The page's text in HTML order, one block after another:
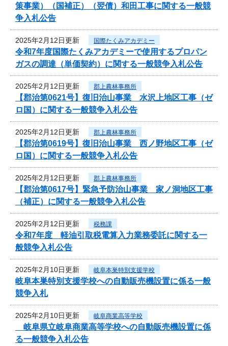
策事業）（国補正）（翌債）和田工事に関する一般競
争入札公告
2025年2月12日更新 国際たくみアカデミー
令和7年度国際たくみアカデミーで使用するプロパン
ガスの調達（単価契約）に関する一般競争入札公告
2025年2月12日更新 郡上農林事務所
【郡治第0621号】復旧治山事業 水沢上地区工事（ゼ
ロ国）に関する一般競争入札公告
2025年2月12日更新 郡上農林事務所
【郡治第0619号】復旧治山事業 西ノ野地区工事（ゼ
ロ国）に関する一般競争入札公告
2025年2月12日更新 郡上農林事務所
【郡治第0617号】緊急予防治山事業 家ノ洞地区工事
（補正）に関する一般競争入札公告
2025年2月12日更新 税務課
令和7年度 軽油引取税電算入力業務委託に関する一
般競争入札公告
2025年2月10日更新 岐阜本巣特別支援学校
岐阜本巣特別支援学校への自動販売機設置に係る一般
競争入札
2025年2月10日更新 岐阜商業高等学校
岐阜県立岐阜商業高等学校への自動販売機設置に係
る一般競争入札公告